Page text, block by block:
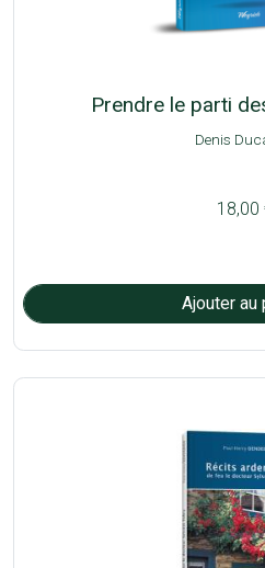
Prendre le parti
Denis
18,00